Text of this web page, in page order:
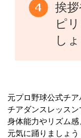
挨
ピ
しょ
元プロ野球公式チ
チアダンスレッスン
身体能力やリズム感
元気に踊りましょう